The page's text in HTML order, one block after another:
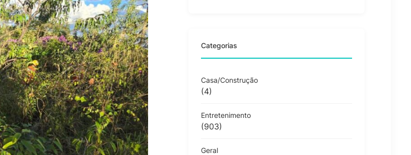
Categorias
Casa/Construção
(4)
Entretenimento
(903)
Geral